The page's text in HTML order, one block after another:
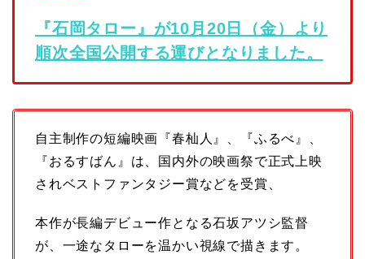
『石岡タロー』が10月20日（金）より
順次全国公開する運びとなりました。
自主制作の短編映画『春杣人』、『ふるべ』、
『おるすばん』は、国内外の映画祭で正式上映
されベストファンタジー賞などを受賞、
本作が長編デビュー作となる石坂アツシ監督
が、一途なタローを温かい視線で描きます。